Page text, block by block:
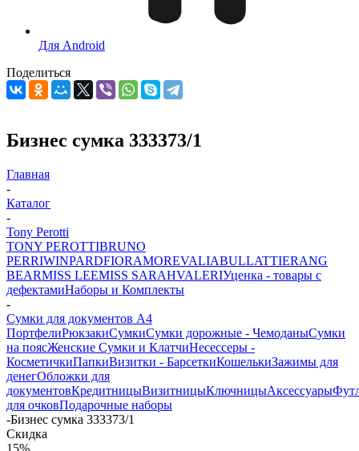
Для Android
Поделиться
Бизнес сумка 333373/1
Главная
-
Каталог
-
Tony Perotti
TONY PEROTTIBRUNO
PERRIWINPARDFIORAMOREVALIABULLATTIERANG
BEARMISS LEEMISS SARAHVALERIУценка - товары с
дефектамиНаборы и Комплекты
-
Сумки для документов А4
ПортфелиРюкзакиСумкиСумки дорожные - ЧемоданыСумки
на поясЖенские Сумки и КлатчиНесессеры -
КосметичкиПапкиВизитки - БарсеткиКошелькиЗажимы для
денегОбложки для
документовКредитницыВизитницыКлючницыАксессуары
для очковПодарочные наборы
-Бизнес сумка 333373/1
Скидка